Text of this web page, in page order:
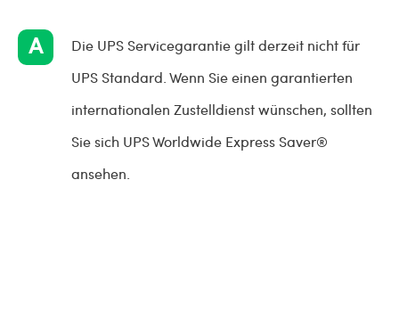
Die UPS Servicegarantie gilt derzeit nicht für
UPS Standard. Wenn Sie einen garantierten
internationalen Zustelldienst wünschen, sollten
Sie sich UPS Worldwide Express Saver®
ansehen.